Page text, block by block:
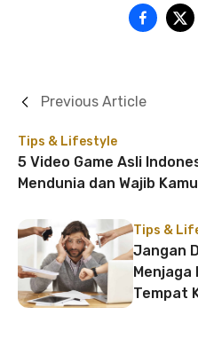
Tips & Lifestyle
5 Video Game Asli
Mendunia dan Wajib
Previous Article
Tips &
Jangan
Tempat